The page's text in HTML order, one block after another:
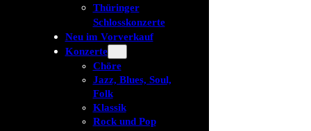
Thüringer
Schlosskonzerte
Neu im Vorverkauf
Konzerte
Chöre
Jazz, Blues, Soul,
Folk
Klassik
Rock und Pop